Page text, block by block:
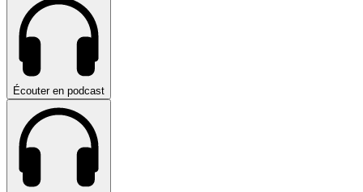
Écouter en podcast